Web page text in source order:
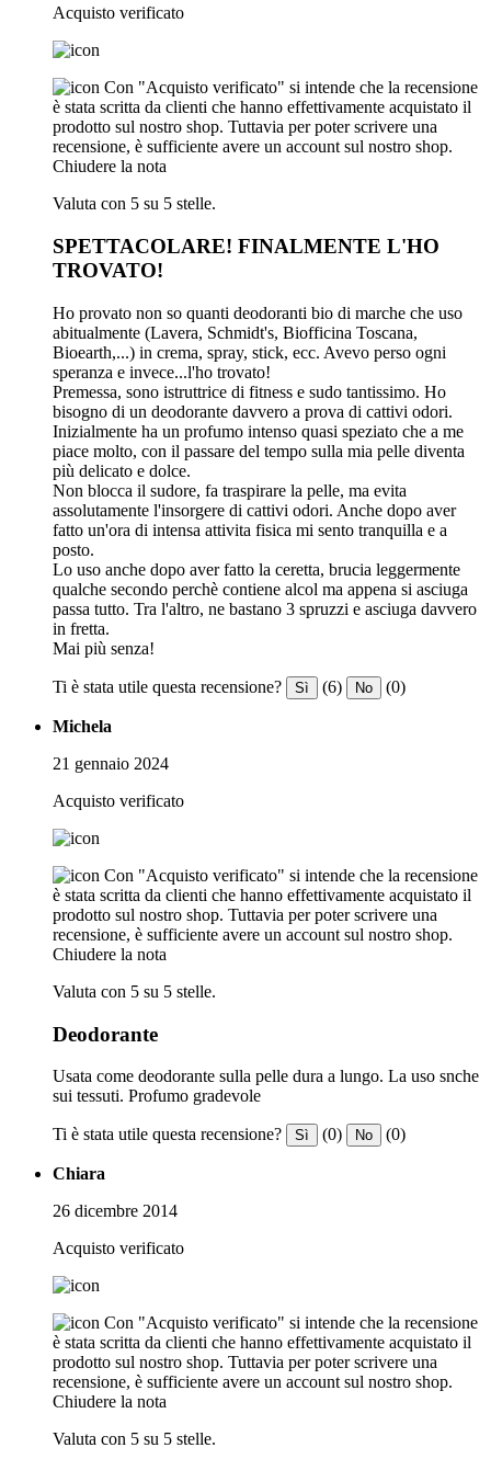
Acquisto verificato
Con "Acquisto verificato" si intende che la recensione
è stata scritta da clienti che hanno effettivamente acquistato il
prodotto sul nostro shop. Tuttavia per poter scrivere una
recensione, è sufficiente avere un account sul nostro shop.
Chiudere la nota
Valuta con 5 su 5 stelle.
SPETTACOLARE! FINALMENTE L'HO
TROVATO!
Ho provato non so quanti deodoranti bio di marche che uso
abitualmente (Lavera, Schmidt's, Biofficina Toscana,
Bioearth,...) in crema, spray, stick, ecc. Avevo perso ogni
speranza e invece...l'ho trovato!
Premessa, sono istruttrice di fitness e sudo tantissimo. Ho
bisogno di un deodorante davvero a prova di cattivi odori.
Inizialmente ha un profumo intenso quasi speziato che a me
piace molto, con il passare del tempo sulla mia pelle diventa
più delicato e dolce.
Non blocca il sudore, fa traspirare la pelle, ma evita
assolutamente l'insorgere di cattivi odori. Anche dopo aver
fatto un'ora di intensa attivita fisica mi sento tranquilla e a
posto.
Lo uso anche dopo aver fatto la ceretta, brucia leggermente
qualche secondo perchè contiene alcol ma appena si asciuga
passa tutto. Tra l'altro, ne bastano 3 spruzzi e asciuga davvero
in fretta.
Mai più senza!
Ti è stata utile questa recensione? Sì (6) No (0)
Michela
21 gennaio 2024
Acquisto verificato
Con "Acquisto verificato" si intende che la recensione
è stata scritta da clienti che hanno effettivamente acquistato il
prodotto sul nostro shop. Tuttavia per poter scrivere una
recensione, è sufficiente avere un account sul nostro shop.
Chiudere la nota
Valuta con 5 su 5 stelle.
Deodorante
Usata come deodorante sulla pelle dura a lungo. La uso snche
sui tessuti. Profumo gradevole
Ti è stata utile questa recensione? Sì (0) No (0)
Chiara
26 dicembre 2014
Acquisto verificato
Con "Acquisto verificato" si intende che la recensione
è stata scritta da clienti che hanno effettivamente acquistato il
prodotto sul nostro shop. Tuttavia per poter scrivere una
recensione, è sufficiente avere un account sul nostro shop.
Chiudere la nota
Valuta con 5 su 5 stelle.